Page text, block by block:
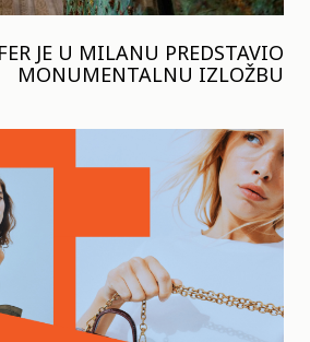
JE U MILANU PREDSTAVIO
MONUMENTALNU IZLOŽBU